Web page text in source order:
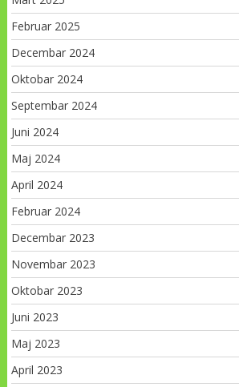
Februar 2025
Decembar 2024
Oktobar 2024
Septembar 2024
Juni 2024
Maj 2024
April 2024
Februar 2024
Decembar 2023
Novembar 2023
Oktobar 2023
Juni 2023
Maj 2023
April 2023